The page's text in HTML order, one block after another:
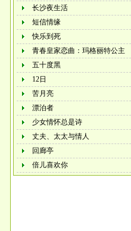
长沙夜生活
短信情缘
快乐到死
青春皇家恋曲：玛格丽特公主
五十度黑
12日
苦月亮
漂泊者
少女情怀总是诗
丈夫、太太与情人
回廊亭
倍儿喜欢你